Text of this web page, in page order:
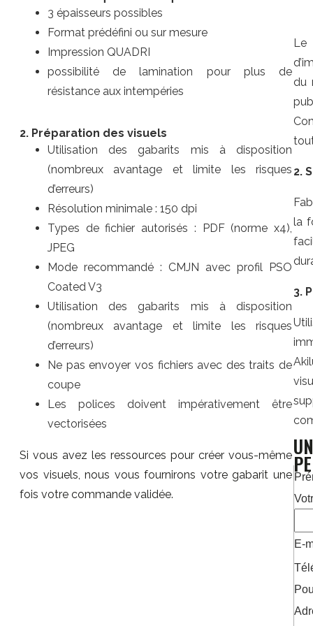
3 épaisseurs possibles
Format prédéfini ou sur mesure
Impression QUADRI
possibilité de lamination pour plus de
résistance aux intempéries
2. Préparation des visuels
Utilisation des gabarits mis à disposition
(nombreux avantage et limite les risques
d’erreurs)
Résolution minimale : 150 dpi
Types de fichier autorisés : PDF (norme x4),
JPEG
Mode recommandé : CMJN avec profil PSO
Coated V3
Utilisation des gabarits mis à disposition
(nombreux avantage et limite les risques
d’erreurs)
Ne pas envoyer vos fichiers avec des traits de
coupe
Les polices doivent impérativement être
vectorisées
Si vous avez les ressources pour créer vous-même
vos visuels, nous vous fournirons votre gabarit une
fois votre commande validée.
Le
du
2.
la
3.
E-